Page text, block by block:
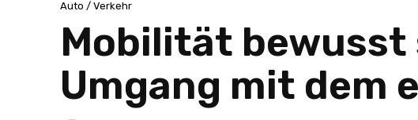
Auto / Verkehr
Mobilität bewusst
Umgang mit dem